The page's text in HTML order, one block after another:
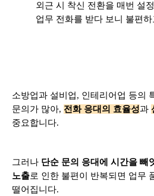
외근 시 착신 전환을 매번 설
업무 전화를 받다 보니 불편
소방업과 설비업, 인테리어업 등의
문의가 많아, 전화 응대의 효율성과
중요합니다.
그러나 단순 문의 응대에 시간을 빼
노출로 인한 불편이 반복되면 업무
떨어집니다.